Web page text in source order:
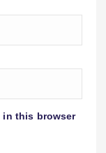
in this browser